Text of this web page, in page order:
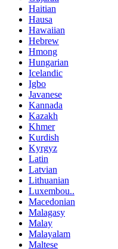
Haitian
Hausa
Hawaiian
Hebrew
Hmong
Hungarian
Icelandic
Igbo
Javanese
Kannada
Kazakh
Khmer
Kurdish
Kyrgyz
Latin
Latvian
Lithuanian
Luxembou..
Macedonian
Malagasy
Malay
Malayalam
Maltese